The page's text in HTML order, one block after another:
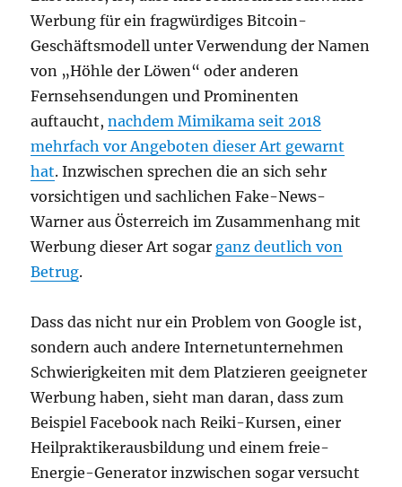
Werbung für ein fragwürdiges Bitcoin-
Geschäftsmodell unter Verwendung der Namen
von „Höhle der Löwen“ oder anderen
Fernsehsendungen und Prominenten
auftaucht,nachdem Mimikama seit 2018
mehrfach vor Angeboten dieser Art gewarnt
hat. Inzwischen sprechen die an sich sehr
vorsichtigen und sachlichen Fake-News-
Warner aus Österreich im Zusammenhang mit
Werbung dieser Art sogar ganz deutlich von
Betrug.
Dass das nicht nur ein Problem von Google ist,
sondern auch andere Internetunternehmen
Schwierigkeiten mit dem Platzieren geeigneter
Werbung haben, sieht man daran, dass zum
Beispiel Facebook nach Reiki-Kursen, einer
Heilpraktikerausbildung und einem freie-
Energie-Generator inzwischen sogar versucht